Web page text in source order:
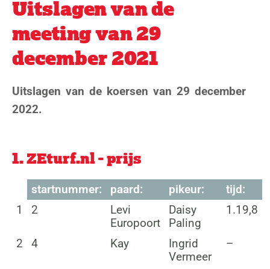
Uitslagen van de
meeting van 29
december 2021
Uitslagen van de koersen van 29 december
2022.
1. ZEturf.nl - prijs
startnummer: paard: pikeur:
tijd:
1
2
Levi
Europoort
Daisy
Paling
1.19,8
2 4 Kay
Ingrid
Vermeer
–